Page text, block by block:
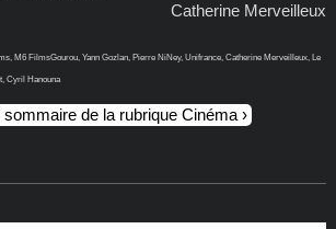
Catherine Merveilleux
M6 FilmsGourou, Yann Gozlan, Pierre NiNey, Unifrance, Catherine Merveilleux, Le
Cyril Hanouna
sommaire de la rubrique Cinéma